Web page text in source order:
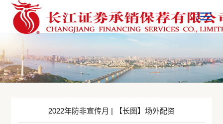
2022年防非宣传月 | 【长图】场外配资